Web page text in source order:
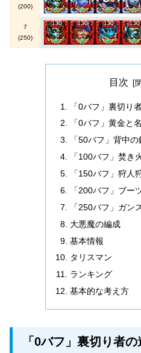
(200)
7
(250)
目次
「0バフ」裏切
「0バフ」黄金と
「50バフ」背中
「100バフ」焚
「150バフ」狩
「200バフ」ブ
「250バフ」ガ
大悪魔の編成
基本情報
タリスマン
ランキング
基本的な考え方
「0バフ」裏切り者